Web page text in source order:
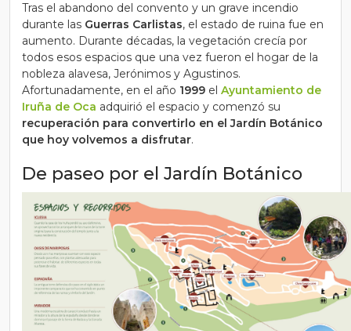
Tras el abandono del convento y un grave incendio
durante las Guerras Carlistas, el estado de ruina fue en
aumento. Durante décadas, la vegetación crecía por
todos esos espacios que una vez fueron el hogar de la
nobleza alavesa, Jerónimos y Agustinos.
Afortunadamente, en el año 1999 el Ayuntamiento de
Iruña de Oca adquirió el espacio y comenzó su
recuperación para convertirlo en el Jardín Botánico
que hoy volvemos a disfrutar.
De paseo por el Jardín Botánico